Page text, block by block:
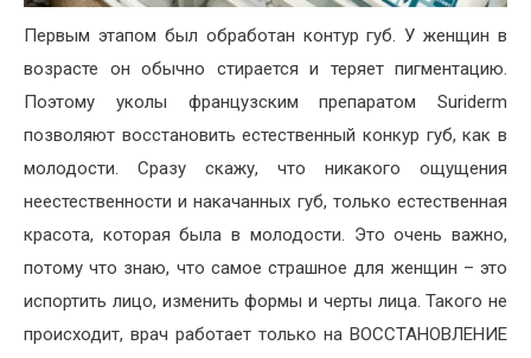
Первым этапом был обработан контур губ. У женщин в
возрасте он обычно стирается и теряет пигментацию.
Поэтому уколы французским препаратом Suriderm
позволяют восстановить естественный конкур губ, как в
молодости. Сразу скажу, что никакого ощущения
неестественности и накачанных губ, только естественная
красота, которая была в молодости. Это очень важно,
потому что знаю, что самое страшное для женщин – это
испортить лицо, изменить формы и черты лица. Такого не
происходит, врач работает только на ВОССТАНОВЛЕНИЕ